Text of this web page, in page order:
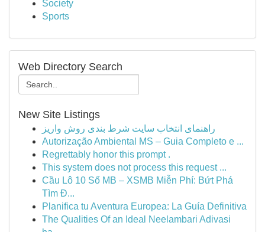
Society
Sports
Web Directory Search
New Site Listings
راهنمای انتخاب سایت شرط بندی روش واریز
Autorização Ambiental MS – Guia Completo e ...
Regrettably honor this prompt .
This system does not process this request ...
Cầu Lô 10 Số MB – XSMB Miễn Phí: Bứt Phá
Tìm Đ...
Planifica tu Aventura Europea: La Guía Definitiva
The Qualities Of an Ideal Neelambari Adivasi